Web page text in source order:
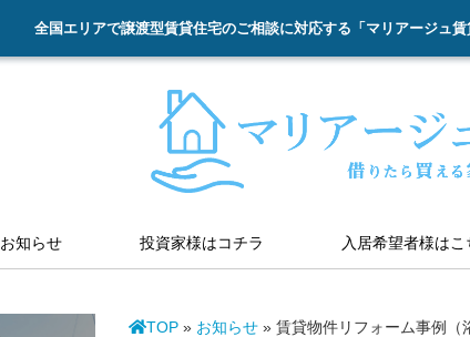
全国エリアで譲渡型賃貸住宅のご相談に対応する「マリアージュ
お知らせ 投資家様はコチラ 入居希望者様はこ
TOP » お知らせ » 賃貸物件リフォーム事例（